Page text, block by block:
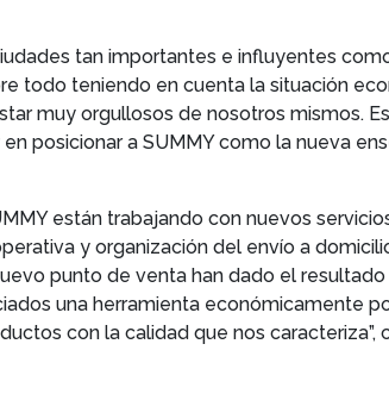
tan importantes e influyentes
todo teniendo en cuenta la situación
muy orgullosos de nosotros mismos.
posicionar a SUMMY como la nueva
están trabajando con nuevos
y organización del envío a
punto de venta han dado el resultado
una herramienta económicamente
con la calidad que nos caracteriza”,